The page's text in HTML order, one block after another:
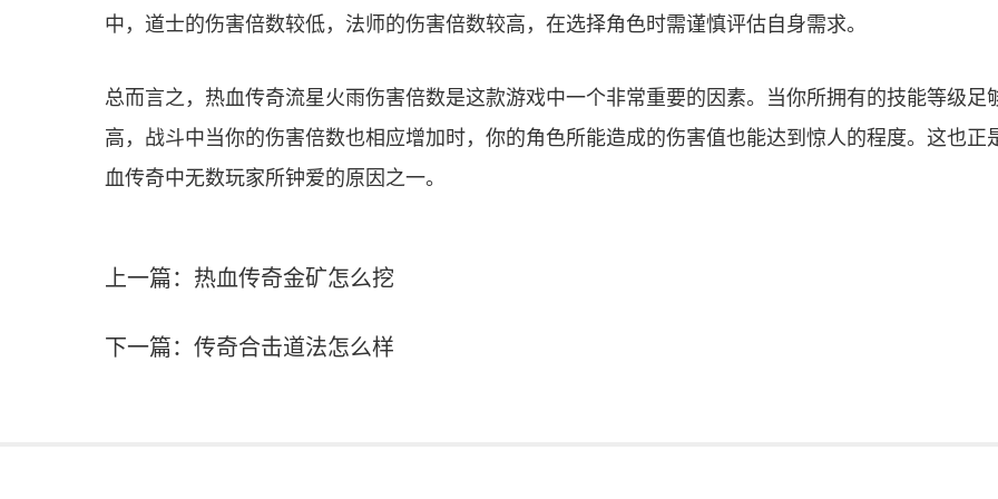
中，道士的伤害倍数较低，法师的伤害倍数较高，在选择角色时需谨慎评估自身需求。
总而言之，热血传奇流星火雨伤害倍数是这款游戏中一个非常重要的因素。当你所拥有的技能等级足
高，战斗中当你的伤害倍数也相应增加时，你的角色所能造成的伤害值也能达到惊人的程度。这也正
血传奇中无数玩家所钟爱的原因之一。
上一篇： 热血传奇金矿怎么挖
下一篇： 传奇合击道法怎么样